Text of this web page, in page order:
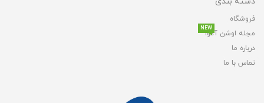
فروشگاه
مجله اوشن آکوا
NEW
درباره ما
تماس با ما